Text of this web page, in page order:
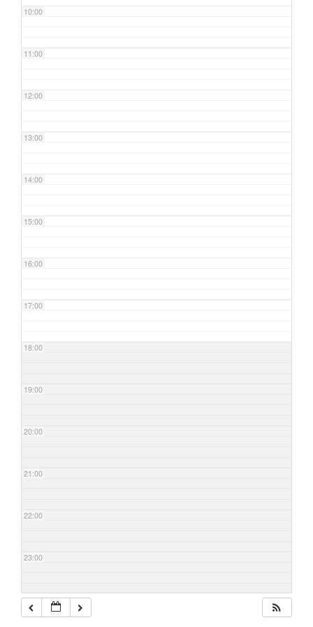
10:00
11:00
12:00
13:00
14:00
15:00
16:00
17:00
18:00
19:00
20:00
21:00
22:00
23:00